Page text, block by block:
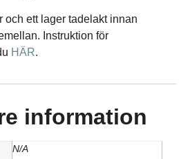
och ett lager tadelakt innan
Instruktion för
HÄR.
information
N/A